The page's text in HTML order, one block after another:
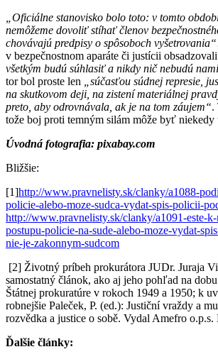
„Ofi­ciál­ne sta­no­vis­ko bo­lo to­to: v tom­to
ne­mô­že­me do­vo­liť stí­hať čle­nov
cho­vá­va­jú pred­pi­sy o spô­so­boch vy­šet­ro­va­nia“
v bez­peč­nos­tnom apa­rá­te či jus­tí­cii ob­sa­dzo­va­li
všet­kým bu­dú súh­la­siť a nik­dy nič ne­bu­dú
tor bol pros­te len
„sú­čas­ťou súd­nej rep­re­sie,
na skut­ko­vom de­ji, na zis­te­ní ma­te­riál­nej
pre­to, aby od­rov­ná­va­la, ak je na tom zá­ujem“.
to­že boj pro­ti tem­ným si­lám mô­že byť
Úvodná fotografia: pixabay.com
Bližšie:
[1]http://www.pravnelisty.sk/clanky/a1088-
policie-alebo-moze-sudca-vydat-spis-policii-
http://www.pravnelisty.sk/clanky/a1091-este-
postupu-policie-na-sude-alebo-moze-vydat-
nie-je-zakonnym-sudcom
[2] Ži­vot­ný prí­beh pro­ku­rá­to­ra JUDr. Ju­ra­ja
sa­mos­tat­ný člá­nok, ako aj je­ho poh­ľad na
Štát­nej pro­ku­ra­tú­re v ro­koch 1949 a 1950; k
rob­nej­šie Pa­le­ček, P. (ed.): Jus­tič­ní vraž­dy a
rozvědka a jus­ti­ce o sobě. Vy­dal Amef­ro
Ďalšie články: